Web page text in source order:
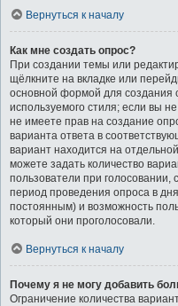
Вернуться к началу
Как мне создать опрос?
При создании темы или
щёлкните на вкладке или
основной формой для создания
используемого стиля; если вы
не имеете прав на создание
варианта ответа в
вариант находится на
можете задать количество
пользователи при
период проведения опроса в
постоянным) и возможность
который они проголосовали.
Вернуться к началу
Почему я не могу добавить
Ограничение количества